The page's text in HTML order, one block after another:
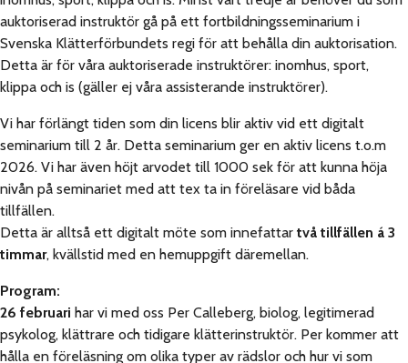
auktoriserad instruktör gå på ett fortbildningsseminarium i
Svenska Klätterförbundets regi för att behålla din auktorisation.
Detta är för våra auktoriserade instruktörer: inomhus, sport,
klippa och is (gäller ej våra assisterande instruktörer).
Vi har förlängt tiden som din licens blir aktiv vid ett digitalt
seminarium till 2 år. Detta seminarium ger en aktiv licens t.o.m
2026. Vi har även höjt arvodet till 1000 sek för att kunna höja
nivån på seminariet med att tex ta in föreläsare vid båda
tillfällen.
Detta är alltså ett digitalt möte som innefattartvå tillfällen á 3
timmar, kvällstid med en hemuppgift däremellan.
Program:
26 februari har vi med oss Per Calleberg, biolog, legitimerad
psykolog, klättrare och tidigare klätterinstruktör. Per kommer att
hålla en föreläsning om olika typer av rädslor och hur vi som